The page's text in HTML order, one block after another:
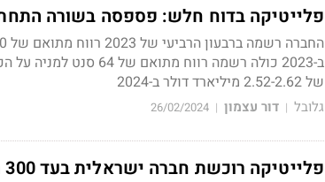
פלייטיקה בדוח חלש: פספסה בשורה
של 2.52-2.62 מיליארד דולר ב-2024
גלובל | דור עצמון |
26/02/2024
פלייטיקה רוכשת חברה ישראלית בעד 300 מיליון דולר